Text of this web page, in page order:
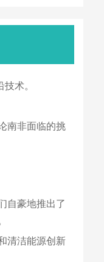
术。
南非面临的挑
自豪地推出了
清洁能源创新